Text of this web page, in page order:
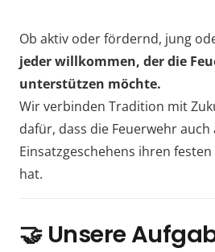
Ob aktiv oder fördernd, jung
jeder willkommen, der die
unterstützen möchte.
Wir verbinden Tradition mit
dafür, dass die Feuerwehr
Einsatzgeschehens ihren
hat.
🤝 Unsere